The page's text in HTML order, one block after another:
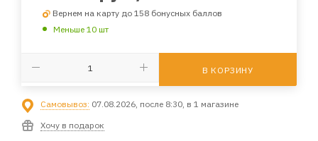
Вернем на карту до 158 бонусных баллов
Меньше 10 шт
В КОРЗИНУ
Самовывоз: 07.08.2026, после 8:30, в 1 магазине
Хочу в подарок